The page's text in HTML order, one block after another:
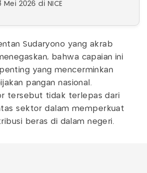
2026 di NICE
Sudaryono yang akrab
bahwa capaian ini
yang mencerminkan
pangan nasional.
tersebut tidak terlepas dari
sektor dalam memperkuat
beras di dalam negeri.